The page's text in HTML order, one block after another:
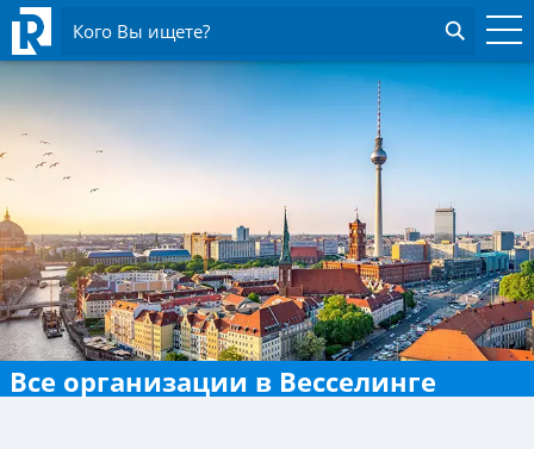
Кого Вы ищете?
Все организации в Весселинге